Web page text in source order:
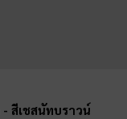
- สีเชสนัทบราวน์